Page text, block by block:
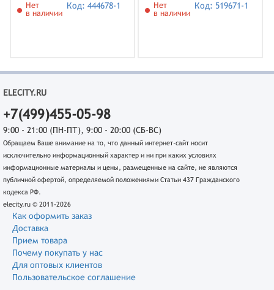
Нет
в наличии
Код: 444678-1
Нет
в наличии
Код: 519671-1
ELECITY.RU
+7(499)455-05-98
9:00 - 21:00 (ПН-ПТ), 9:00 - 20:00 (СБ-ВС)
Обращаем Ваше внимание на то, что данный интернет-сайт носит
исключительно информационный характер и ни при каких условиях
информационные материалы и цены, размещенные на сайте, не являются
публичной офертой, определяемой положениями Статьи 437 Гражданского
кодекса РФ.
elecity.ru © 2011-2026
Как оформить заказ
Доставка
Прием товара
Почему покупать у нас
Для оптовых клиентов
Пользовательское соглашение